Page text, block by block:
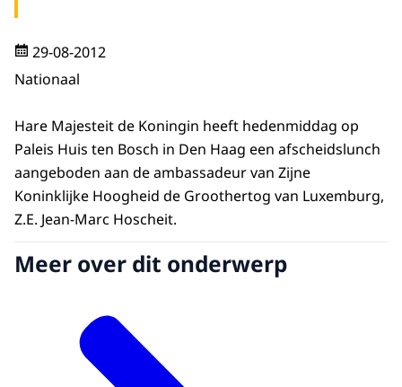
29-08-2012
Nationaal
Hare Majesteit de Koningin heeft hedenmiddag op
Paleis Huis ten Bosch in Den Haag een afscheidslunch
aangeboden aan de ambassadeur van Zijne
Koninklijke Hoogheid de Groothertog van Luxemburg,
Z.E. Jean-Marc Hoscheit.
Meer over dit onderwerp